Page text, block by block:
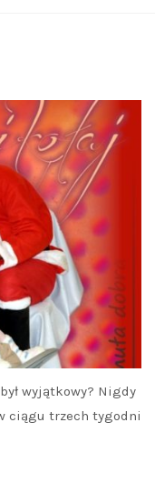
wyjątkowy? Nigdy
ciągu trzech tygodni